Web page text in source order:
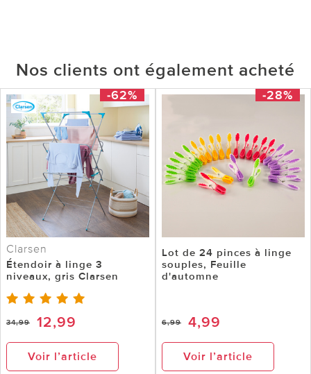
Nos clients ont également acheté
-62%
Clarsen
Étendoir à linge 3
niveaux, gris Clarsen
34,99 12,99
Voir l’article
-28%
Lot de 24 pinces à linge
souples, Feuille
d'automne
6,99 4,99
Voir l’article